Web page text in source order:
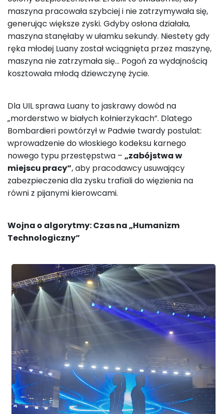
maszyna pracowała szybciej i nie zatrzymywała się,
generując większe zyski. Gdyby osłona działała,
maszyna stanęłaby w ułamku sekundy. Niestety gdy
ręka młodej Luany został wciągnięta przez maszynę,
maszyna nie zatrzymała się… Pogoń za wydajnością
kosztowała młodą dziewczynę życie.
Dla UIL sprawa Luany to jaskrawy dowód na
„morderstwo w białych kołnierzykach”. Dlatego
Bombardieri powtórzył w Padwie twardy postulat:
wprowadzenie do włoskiego kodeksu karnego
nowego typu przestępstwa – „zabójstwa w
miejscu pracy”, aby pracodawcy usuwający
zabezpieczenia dla zysku trafiali do więzienia na
równi z pijanymi kierowcami.
Wojna o algorytmy: Czas na „Humanizm
Technologiczny”